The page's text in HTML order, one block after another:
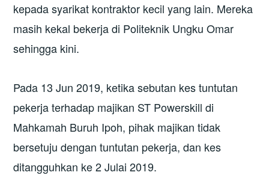
kepada syarikat kontraktor kecil yang lain. Mereka
masih kekal bekerja di Politeknik Ungku Omar
sehingga kini.
Pada 13 Jun 2019, ketika sebutan kes tuntutan
pekerja terhadap majikan ST Powerskill di
Mahkamah Buruh Ipoh, pihak majikan tidak
bersetuju dengan tuntutan pekerja, dan kes
ditangguhkan ke 2 Julai 2019.